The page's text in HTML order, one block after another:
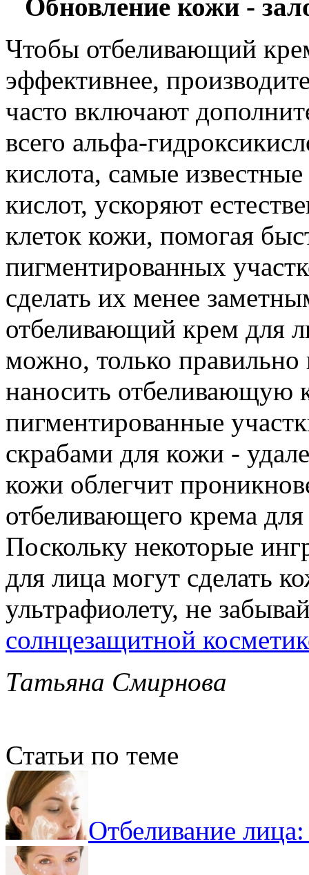
Обновление кожи -
Чтобы отбеливающий
эффективнее,
часто включают
всего альфа-
кислота, самые
кислот, ускоряют
клеток кожи, помогая
пигментированных
сделать их менее
отбеливающий крем для
можно, только правильно
наносить отбеливающую
пигментированные
скрабами для кожи -
кожи облегчит
отбеливающего крема
Поскольку некоторые
для лица могут сделать
ультрафиолету, не
солнцезащитной
Татьяна Смирнова
Статьи по теме
Отбеливание